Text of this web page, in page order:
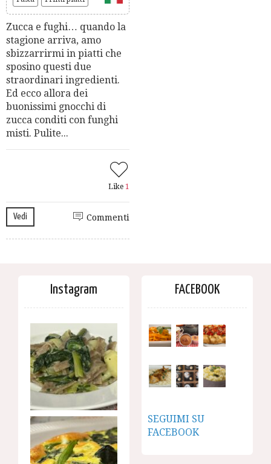
Zucca e fughi… quando la
stagione arriva, amo
sbizzarrirmi in piatti che
sposino questi due
straordinari ingredienti.
Ed ecco allora dei
buonissimi gnocchi di
zucca conditi con funghi
misti. Pulite...
Like 1
Vedi Commenti
Instagram FACEBOOK
SEGUIMI SU
FACEBOOK